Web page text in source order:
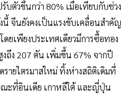
บตัวขึ้นกว่า 80% เมื่อเทียบกับช่วง
นี้ จีนยังคงเป็นแรงขับเคลื่อนสำคัญ
ดยเพียงประเทศเดียวมีการซื้อทอง
ถึง 207 ตัน เพิ่มขึ้น 67% จากปี
ายไตรมาสใหม่ ทิ้งห่างสถิติเดิมที่
ะที่อินเดีย เกาหลีใต้ และญี่ปุ่น